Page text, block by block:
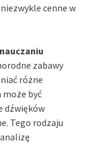
cenne w
nauczaniu
zabawy
różne
może być
dźwięków
Tego rodzaju